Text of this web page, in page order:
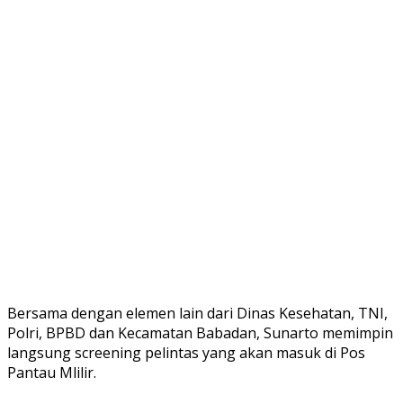
Bersama dengan elemen lain dari Dinas Kesehatan, TNI,
Polri, BPBD dan Kecamatan Babadan, Sunarto memimpin
langsung screening pelintas yang akan masuk di Pos
Pantau Mlilir.